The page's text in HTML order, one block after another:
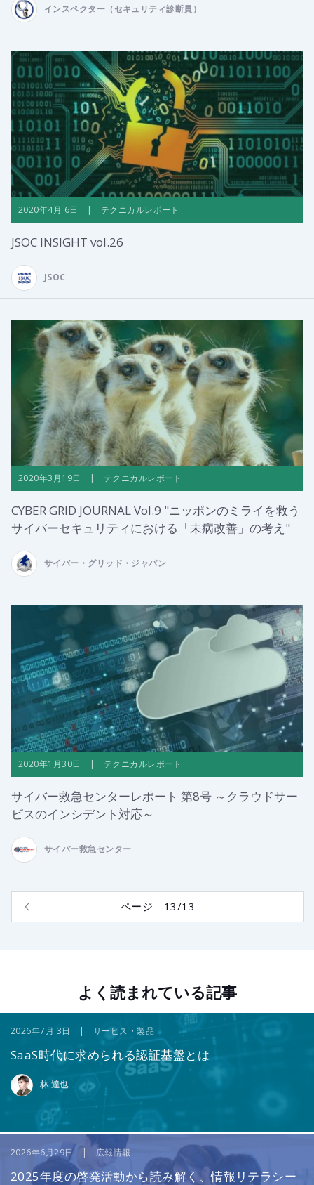
インスペクター（セキュリティ診断員）
2020年4月 6日 | テクニカルレポート
JSOC INSIGHT vol.26
JSOC
2020年3月19日 | テクニカルレポート
CYBER GRID JOURNAL Vol.9 "ニッポンのミライを救う
サイバーセキュリティにおける「未病改善」の考え"
サイバー・グリッド・ジャパン
2020年1月30日 | テクニカルレポート
サイバー救急センターレポート 第8号 ～クラウドサー
ビスのインシデント対応～
サイバー救急センター
ページ 13/13
よく読まれている記事
2026年7月 3日 | サービス・製品
SaaS時代に求められる認証基盤とは
林 達也
2026年6月29日 | 広報情報
2025年度の啓発活動から読み解く、情報リテラシー